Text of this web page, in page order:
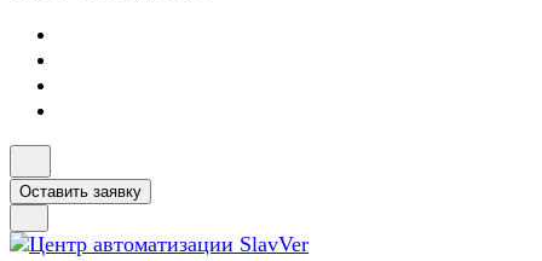
Оставить заявку